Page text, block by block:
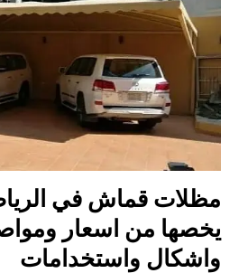
مظلات قماش في
يخصها من اسعار
واشكال واستخدامات